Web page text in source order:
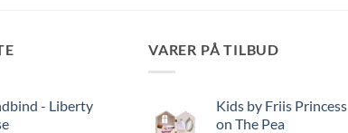
- Liberty
VARER PÅ TILBUD
Kids by Friis Princess
on The Pea